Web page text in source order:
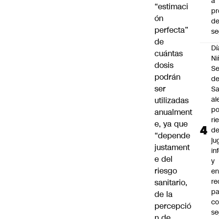
“estimaci
ón
perfecta”
de
cuántas
dosis
podrán
ser
utilizadas
anualment
e, ya que
“depende
justament
e del
riesgo
sanitario,
de la
percepció
de
de
de
y